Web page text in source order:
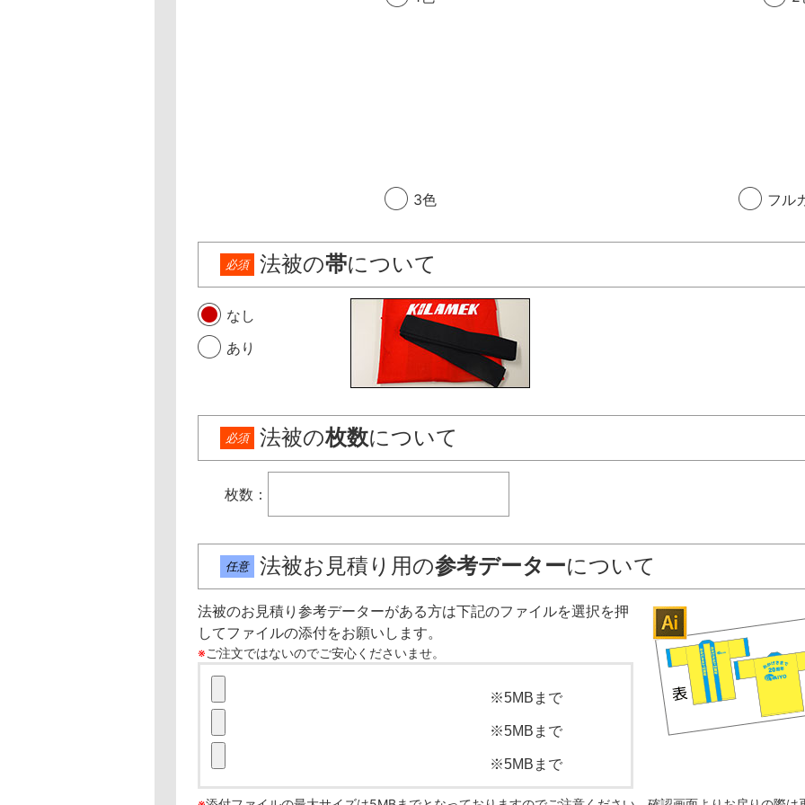
3色 フル
必須 法被の帯について
なし
あり
必須 法被の枚数について
枚数：
任意 法被お見積り用の参考データーについて
法被のお見積り参考データーがある方は下記のファイルを選択を押
してファイルの添付をお願いします。
※ご注文ではないのでご安心くださいませ。
※5MBまで
※5MBまで
※5MBまで